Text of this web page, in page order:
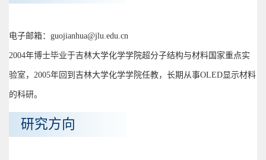
电子邮箱：guojianhua@jlu.edu.cn
2004年博士毕业于吉林大学化学学院超分子结构与材料国家重点实
验室，2005年回到吉林大学化学学院任教，长期从事OLED显示材料
的科研。
研究方向